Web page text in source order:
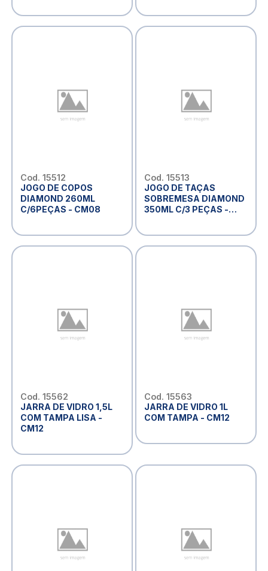
Cod. 15512
JOGO DE COPOS
DIAMOND 260ML
C/6PEÇAS - CM08
Cod. 15513
JOGO DE TAÇAS
SOBREMESA DIAMOND
350ML C/3 PEÇAS -
Cod. 15562
JARRA DE VIDRO 1,5L
COM TAMPA LISA -
CM12
Cod. 15563
JARRA DE VIDRO 1L
COM TAMPA - CM12